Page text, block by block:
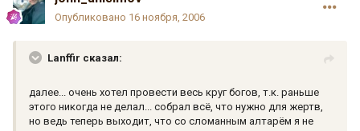
Опубликовано 16 ноября, 2006
Lanffir сказал:
далее... очень хотел провести весь круг богов, т.к. раньше
этого никогда не делал... собрал всё, что нужно для жертв,
но ведь теперь выходит, что со сломанным алтарём я не